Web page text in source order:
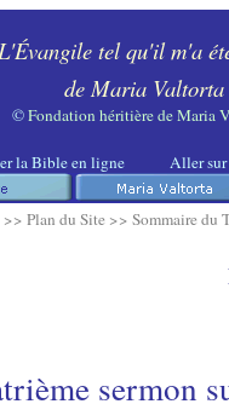
tel qu'il m'a
de Maria Valtorta
©Fondation héritière de Maria
la Bible en ligne Aller sur
Plan du Site >>Sommaire du
sermon